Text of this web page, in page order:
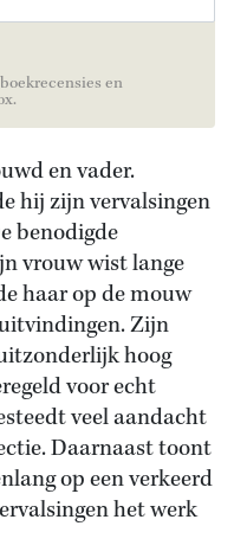
en
en vader.
hij zijn vervalsingen
benodigde
vrouw wist lange
haar op de mouw
Zijn
hoog
voor echt
veel aandacht
Daarnaast toont
op een verkeerd
het werk